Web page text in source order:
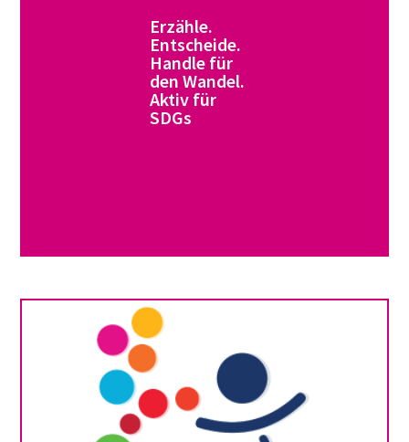
Erzähle.
Entscheide.
Handle für
den Wandel.
Aktiv für
SDGs